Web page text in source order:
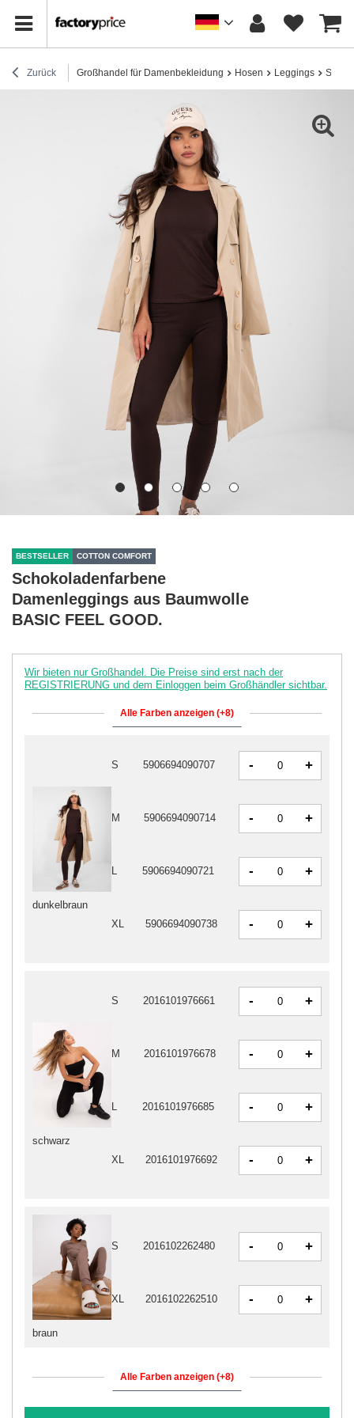
Zurück Großhandel für Damenbekleidung Hosen Leggings
BESTSELLER COTTON COMFORT
Schokoladenfarbene
Damenleggings aus Baumwolle
BASIC FEEL GOOD.
Wir bieten nur Großhandel. Die Preise sind erst nach der
REGISTRIERUNG und dem Einloggen beim Großhändler sichtbar.
Alle Farben anzeigen (+8)
schwarz
S 2016101976661 - +
M 2016101976678 - +
L 2016101976685 - +
XL 2016101976692 - +
dunkelbraun
S 5906694090707 - +
M 5906694090714 - +
L 5906694090721 - +
XL 5906694090738 - +
braun
S 2016102262480 - +
XL 2016102262510 - +
Alle Farben anzeigen (+8)